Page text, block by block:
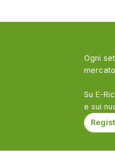
Ogni
Su E-
e sui